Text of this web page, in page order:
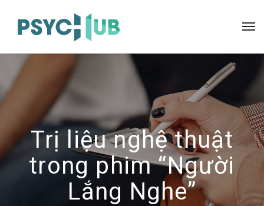
Trị liệu nghệ thuật
trong phim “Người
Lắng Nghe”